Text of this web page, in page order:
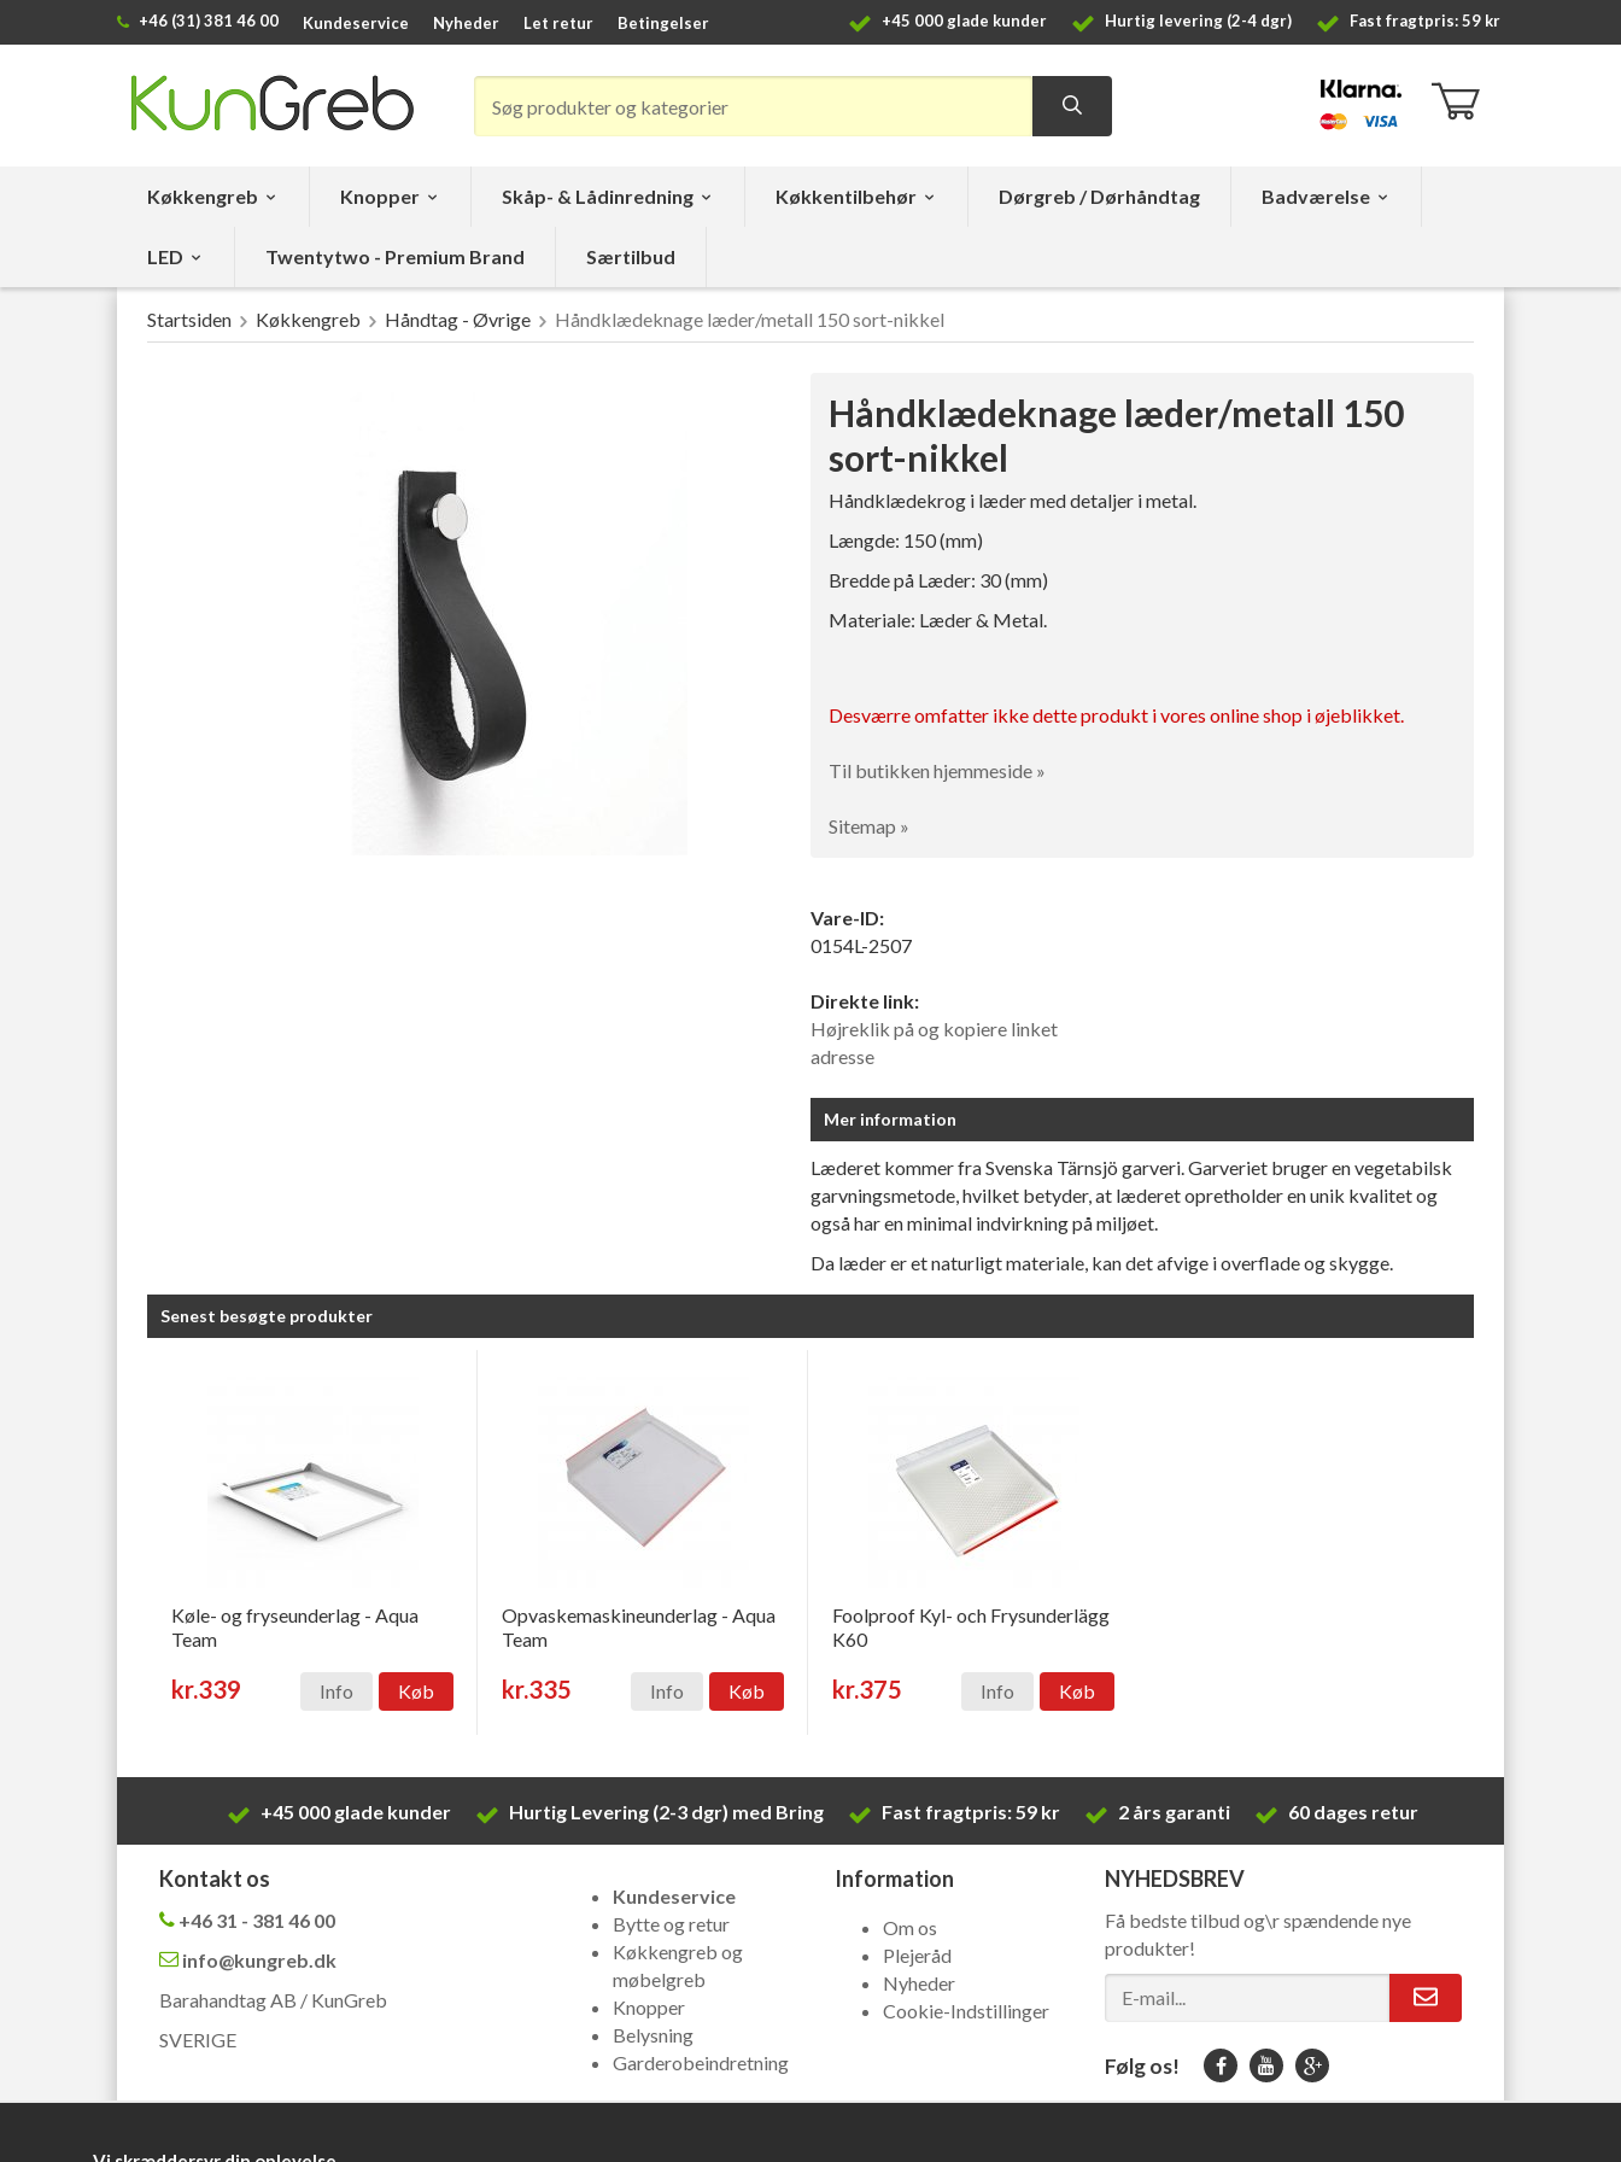
+46 (31) 381 46 00 Kundeservice Nyheder Let retur Betingelser +45 000 glade kunder Hurtig levering (2-4 dgr) Fast fragtpris: 59 kr
Køkkengreb Knopper Skåp- & Lådinredning Køkkentilbehør Dørgreb / Dørhåndtag Badværelse
LED Twentytwo - Premium Brand Særtilbud
Startsiden Køkkengreb Håndtag - Øvrige Håndklædeknage læder/metall 150 sort-nikkel
Håndklædeknage læder/metall 150
sort-nikkel
Håndklædekrog i læder med detaljer i metal.
Længde: 150 (mm)
Bredde på Læder: 30 (mm)
Materiale: Læder & Metal.
Desværre omfatter ikke dette produkt i vores online shop i øjeblikket.
Til butikken hjemmeside »
Sitemap »
Vare-ID:
0154L-2507
Direkte link:
Højreklik på og kopiere linket
adresse
Mer information
Læderet kommer fra Svenska Tärnsjö garveri. Garveriet bruger en vegetabilsk
garvningsmetode, hvilket betyder, at læderet opretholder en unik kvalitet og
også har en minimal indvirkning på miljøet.
Da læder er et naturligt materiale, kan det afvige i overflade og skygge.
Senest besøgte produkter
Køle- og fryseunderlag - Aqua
Team
kr.339 Info Køb
Opvaskemaskineunderlag - Aqua
Team
kr.335 Info Køb
Foolproof Kyl- och Frysunderlägg
K60
kr.375 Info Køb
+45 000 glade kunder Hurtig Levering (2-3 dgr) med Bring Fast fragtpris: 59 kr 2 års garanti 60 dages retur
Kontakt os
+46 31 - 381 46 00
info@kungreb.dk
Barahandtag AB / KunGreb
SVERIGE
Kundeservice
Bytte og retur
Køkkengreb og
møbelgreb
Knopper
Belysning
Garderobeindretning
Information
Om os
Plejeråd
Nyheder
Cookie-Indstillinger
NYHEDSBREV
Få bedste tilbud og\r spændende nye
produkter!
Følg os!